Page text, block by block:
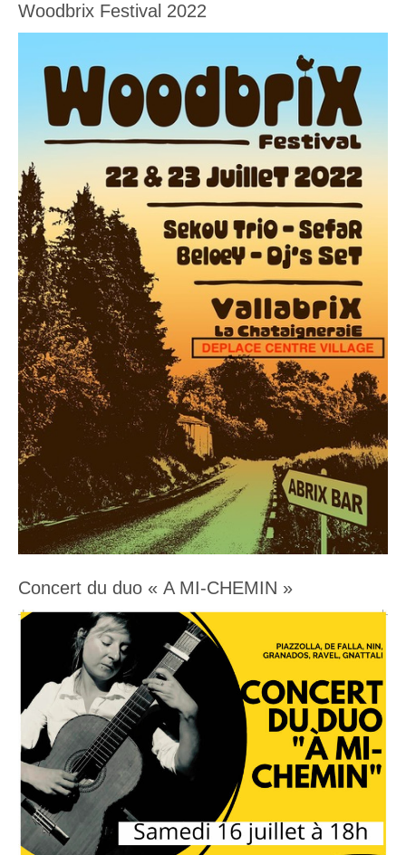
Woodbrix Festival 2022
Concert du duo « A MI-CHEMIN »